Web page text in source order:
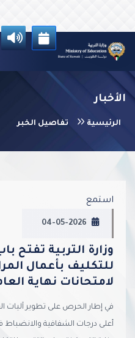
الأخبار
الرئيسية تفاصيل الخبر
Next
استمع
04-05-2026
وزارة التربية تفتح
للتكليف بأعمال
لامتحانات نهاية العام
في إطار الحرص على تطوير آليات
أعلى درجات الشفافية والانضباط